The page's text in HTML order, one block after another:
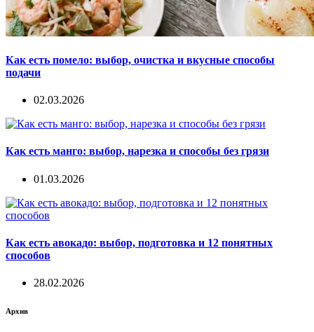
Как есть помело: выбор, очистка и вкусные способы
подачи
02.03.2026
Как есть манго: выбор, нарезка и способы без грязи
01.03.2026
Как есть авокадо: выбор, подготовка и 12 понятных
способов
28.02.2026
Архив